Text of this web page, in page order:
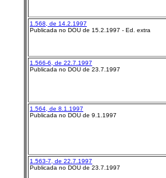
1.568, de 14.2.1997
Publicada no DOU de 15.2.1997 - Ed. extra
1.566-6, de 22.7.1997
Publicada no DOU de 23.7.1997
1.564, de 8.1.1997
Publicada no DOU de 9.1.1997
1.563-7, de 22.7.1997
Publicada no DOU de 23.7.1997